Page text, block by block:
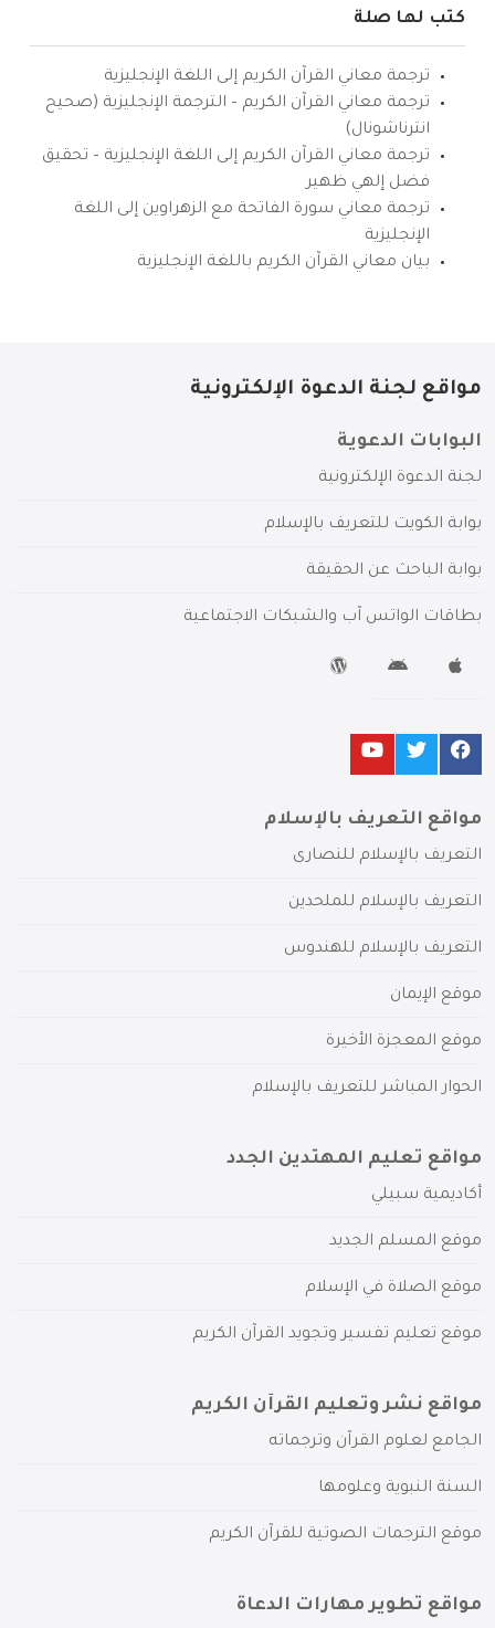
كتب لها صلة
ترجمة معاني القرآن الكريم إلى اللغة الإنجليزية
ترجمة معاني القرآن الكريم – الترجمة الإنجليزية (صحيح
انترناشونال)
ترجمة معاني القرآن الكريم إلى اللغة الإنجليزية – تحقيق
فضل إلهي ظهير
ترجمة معاني سورة الفاتحة مع الزهراوين إلى اللغة
الإنجليزية
بيان معاني القرآن الكريم باللغة الإنجليزية
مواقع لجنة الدعوة الإلكترونية
البوابات الدعوية
لجنة الدعوة الإلكترونية
بوابة الكويت للتعريف بالإسلام
بوابة الباحث عن الحقيقة
بطاقات الواتس آب والشبكات الاجتماعية
مواقع التعريف بالإسلام
التعريف بالإسلام للنصارى
التعريف بالإسلام للملحدين
التعريف بالإسلام للهندوس
موقع الإيمان
موقع المعجزة الأخيرة
الحوار المباشر للتعريف بالإسلام
مواقع تعليم المهتدين الجدد
أكاديمية سبيلي
موقع المسلم الجديد
موقع الصلاة في الإسلام
موقع تعليم تفسير وتجويد القرآن الكريم
مواقع نشر وتعليم القرآن الكريم
الجامع لعلوم القرآن وترجماته
السنة النبوية وعلومها
موقع الترجمات الصوتية للقرآن الكريم
مواقع تطوير مهارات الدعاة